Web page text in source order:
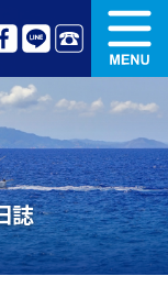
中古艇情報
ート免許講習
ージング情報
誌